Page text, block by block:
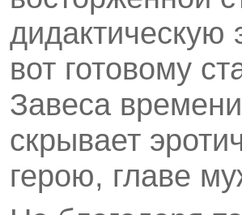
дидактическую
вот готовому
Завеса
скрывает
герою, главе